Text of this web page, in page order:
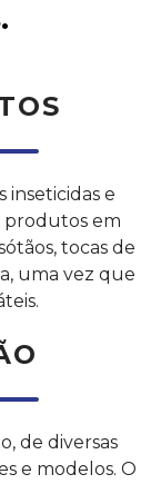
inseticidas e
produtos em
tocas de
uma vez que
de diversas
e modelos. O